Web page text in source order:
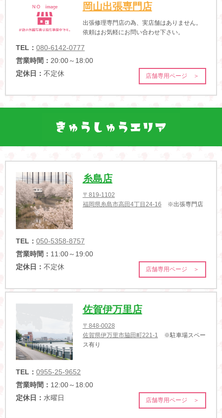
岡山出張専門店
出張修理専門店の為、実店舗はありません。
依頼はお気軽にお問い合わせ下さい。
TEL： 080-6142-0777
営業時間： 20:00～18:00
定休日： 不定休 店舗専用ページ ＞
糸島店
〒819-1102
福岡県糸島市高田4丁目24-16 ※出張専門店
TEL： 050-5358-8757
営業時間： 11:00～19:00
定休日： 不定休 店舗専用ページ ＞
佐賀伊万里店
〒848-0028
佐賀県伊万里市脇田町221-1 ※駐車場スペー
ス有り
TEL： 0955-25-9652
営業時間： 12:00～18:00
定休日： 水曜日 店舗専用ページ ＞